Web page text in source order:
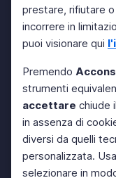
prestare, rifiutare
incorrere in
puoi visionare qui
Premendo
strumenti
accettare chiude
in assenza di
diversi da quelli
personalizzata.
selezionare in